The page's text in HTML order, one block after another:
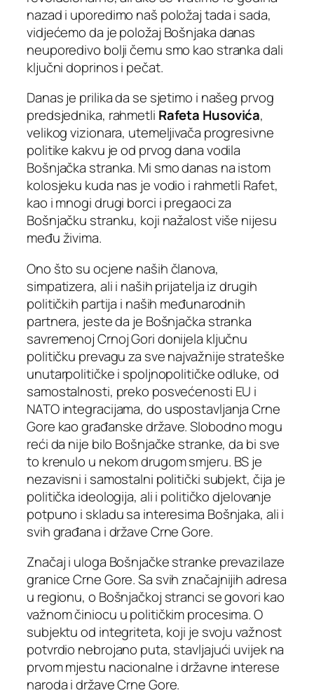
nazad i uporedimo naš položaj tada i sada,
vidjećemo da je položaj Bošnjaka danas
neuporedivo bolji čemu smo kao stranka dali
ključni doprinos i pečat.
Danas je prilika da se sjetimo i našeg prvog
predsjednika, rahmetli Rafeta Husovića,
velikog vizionara, utemeljivača progresivne
politike kakvu je od prvog dana vodila
Bošnjačka stranka. Mi smo danas na istom
kolosjeku kuda nas je vodio i rahmetli Rafet,
kao i mnogi drugi borci i pregaoci za
Bošnjačku stranku, koji nažalost više nijesu
među živima.
Ono što su ocjene naših članova,
simpatizera, ali i naših prijatelja iz drugih
političkih partija i naših međunarodnih
partnera, jeste da je Bošnjačka stranka
savremenoj Crnoj Gori donijela ključnu
političku prevagu za sve najvažnije strateške
unutarpolitičke i spoljnopolitičke odluke, od
samostalnosti, preko posvećenosti EU i
NATO integracijama, do uspostavljanja Crne
Gore kao građanske države. Slobodno mogu
reći da nije bilo Bošnjačke stranke, da bi sve
to krenulo u nekom drugom smjeru. BS je
nezavisni i samostalni politički subjekt, čija je
politička ideologija, ali i političko djelovanje
potpuno i skladu sa interesima Bošnjaka, ali i
svih građana i države Crne Gore.
Značaj i uloga Bošnjačke stranke prevazilaze
granice Crne Gore. Sa svih značajnijih adresa
u regionu, o Bošnjačkoj stranci se govori kao
važnom činiocu u političkim procesima. O
subjektu od integriteta, koji je svoju važnost
potvrdio nebrojano puta, stavljajući uvijek na
prvom mjestu nacionalne i državne interese
naroda i države Crne Gore.